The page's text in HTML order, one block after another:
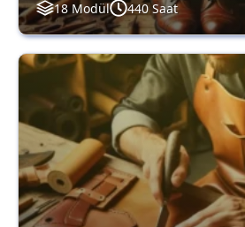
18 Modül 440 Saat